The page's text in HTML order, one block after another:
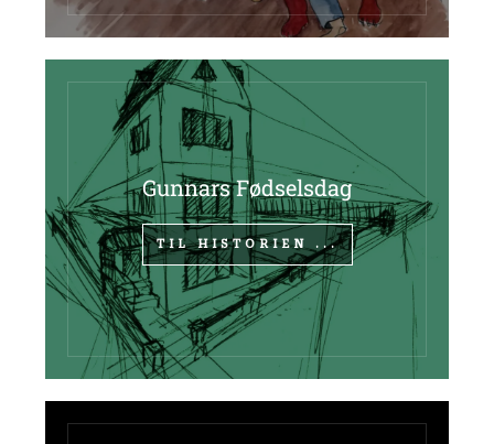
Gunnars Fødselsdag
TIL HISTORIEN ...